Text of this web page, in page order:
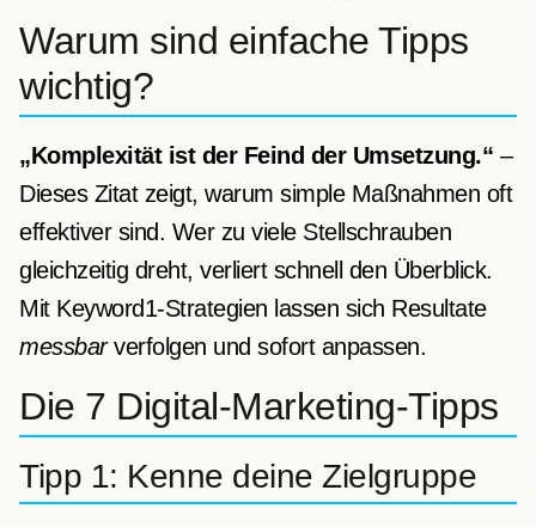
Warum sind einfache Tipps
wichtig?
„Komplexität ist der Feind der Umsetzung.“ –
Dieses Zitat zeigt, warum simple Maßnahmen oft
effektiver sind. Wer zu viele Stellschrauben
gleichzeitig dreht, verliert schnell den Überblick.
Mit Keyword1-Strategien lassen sich Resultate
messbarverfolgen und sofort anpassen.
Die 7 Digital-Marketing-Tipps
Tipp 1: Kenne deine Zielgruppe